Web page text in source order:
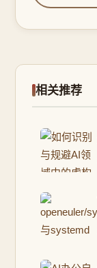
相关推荐